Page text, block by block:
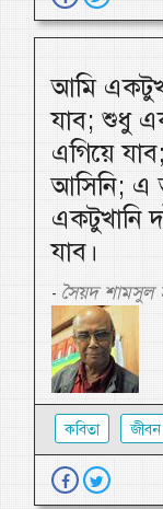
আমি
যাব; শুধু
এগিয়ে
আসিনি; এ
একটুখানি
যাব।
- সৈয়দ শামসুল
কবিতা জীবন